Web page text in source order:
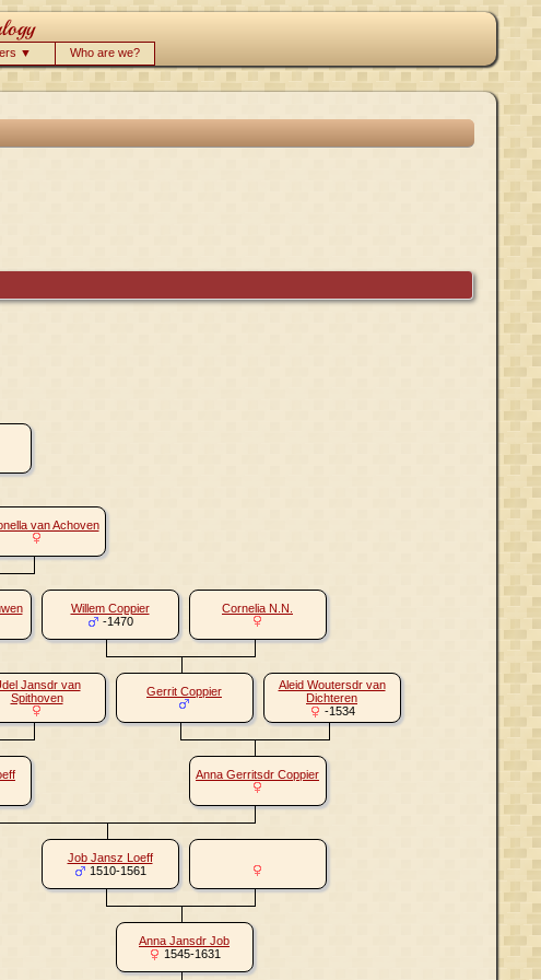
▼ Who are we?
van Achoven
Willem Coppier
-1470
Cornelia N.N.
Jansdr van
Spithoven
Gerrit Coppier
Aleid Woutersdr van
Dichteren
-1534
Anna Gerritsdr Coppier
Job Jansz Loeff
1510-1561
Anna Jansdr Job
1545-1631